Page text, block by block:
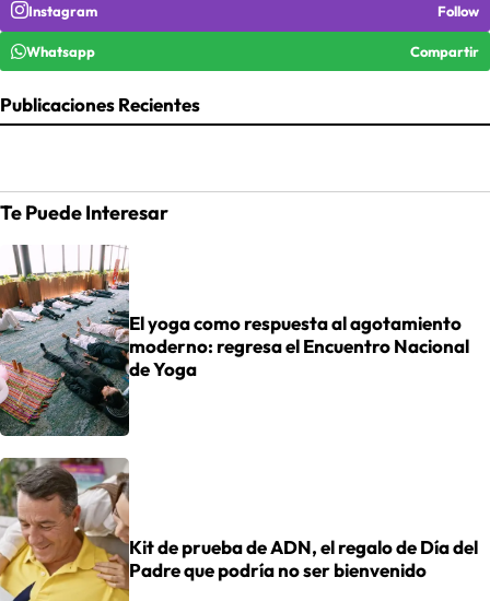
Instagram Follow
Whatsapp Compartir
Publicaciones Recientes
Te Puede Interesar
El yoga como respuesta al agotamiento
moderno: regresa el Encuentro Nacional
de Yoga
Kit de prueba de ADN, el regalo de Día del
Padre que podría no ser bienvenido